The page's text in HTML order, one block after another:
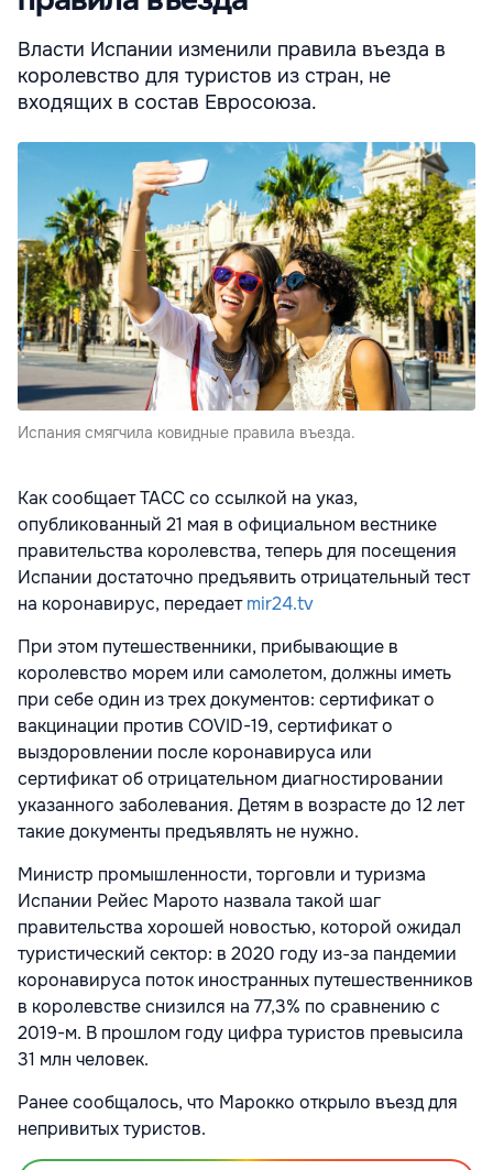
Власти Испании изменили правила въезда в
королевство для туристов из стран, не
входящих в состав Евросоюза.
Испания смягчила ковидные правила въезда.
Как сообщает ТАСС со ссылкой на указ,
опубликованный 21 мая в официальном вестнике
правительства королевства, теперь для посещения
Испании достаточно предъявить отрицательный тест
на коронавирус, передаетmir24.tv
При этом путешественники, прибывающие в
королевство морем или самолетом, должны иметь
при себе один из трех документов: сертификат о
вакцинации против COVID-19, сертификат о
выздоровлении после коронавируса или
сертификат об отрицательном диагностировании
указанного заболевания. Детям в возрасте до 12 лет
такие документы предъявлять не нужно.
Министр промышленности, торговли и туризма
Испании Рейес Марото назвала такой шаг
правительства хорошей новостью, которой ожидал
туристический сектор: в 2020 году из-за пандемии
коронавируса поток иностранных путешественников
в королевстве снизился на 77,3% по сравнению с
2019-м. В прошлом году цифра туристов превысила
31 млн человек.
Ранее сообщалось, что Марокко открыло въезд для
непривитых туристов.